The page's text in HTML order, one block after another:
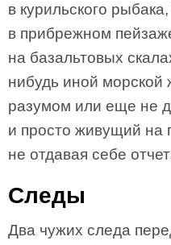
в курильского
в прибрежном
на базальтовых
нибудь иной
разумом или еще не
и просто живущий на
не отдавая себе
Следы
Два чужих следа